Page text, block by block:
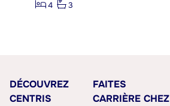
4 3
DÉCOUVREZ
CENTRIS
FAITES
CARRIÈRE CHEZ